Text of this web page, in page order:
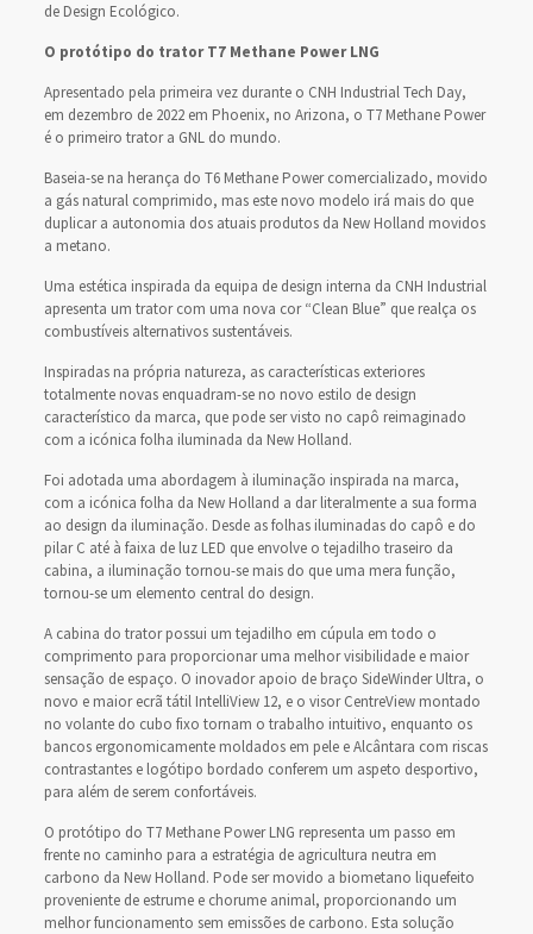
de Design Ecológico.
O protótipo do trator T7 Methane Power LNG
Apresentado pela primeira vez durante o CNH Industrial Tech Day,
em dezembro de 2022 em Phoenix, no Arizona, o T7 Methane Power
é o primeiro trator a GNL do mundo.
Baseia-se na herança do T6 Methane Power comercializado, movido
a gás natural comprimido, mas este novo modelo irá mais do que
duplicar a autonomia dos atuais produtos da New Holland movidos
a metano.
Uma estética inspirada da equipa de design interna da CNH Industrial
apresenta um trator com uma nova cor “Clean Blue” que realça os
combustíveis alternativos sustentáveis.
Inspiradas na própria natureza, as características exteriores
totalmente novas enquadram-se no novo estilo de design
característico da marca, que pode ser visto no capô reimaginado
com a icónica folha iluminada da New Holland.
Foi adotada uma abordagem à iluminação inspirada na marca,
com a icónica folha da New Holland a dar literalmente a sua forma
ao design da iluminação. Desde as folhas iluminadas do capô e do
pilar C até à faixa de luz LED que envolve o tejadilho traseiro da
cabina, a iluminação tornou-se mais do que uma mera função,
tornou-se um elemento central do design.
A cabina do trator possui um tejadilho em cúpula em todo o
comprimento para proporcionar uma melhor visibilidade e maior
sensação de espaço. O inovador apoio de braço SideWinder Ultra, o
novo e maior ecrã tátil IntelliView 12, e o visor CentreView montado
no volante do cubo fixo tornam o trabalho intuitivo, enquanto os
bancos ergonomicamente moldados em pele e Alcântara com riscas
contrastantes e logótipo bordado conferem um aspeto desportivo,
para além de serem confortáveis.
O protótipo do T7 Methane Power LNG representa um passo em
frente no caminho para a estratégia de agricultura neutra em
carbono da New Holland. Pode ser movido a biometano liquefeito
proveniente de estrume e chorume animal, proporcionando um
melhor funcionamento sem emissões de carbono. Esta solução